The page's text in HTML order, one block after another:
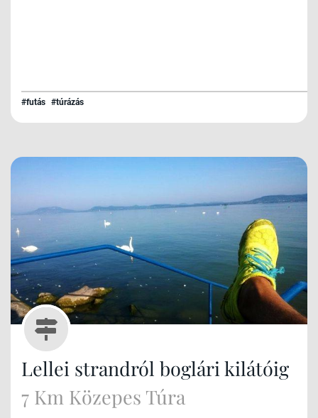
#futás #túrázás
Lellei strandról boglári kilátóig
7 Km Közepes Túra